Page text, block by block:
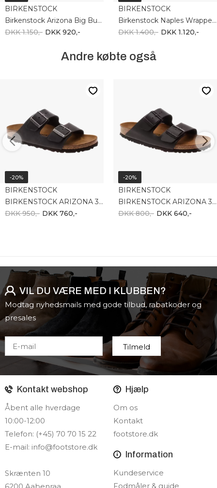
BIRKENSTOCK
Birkenstock Arizona Big Buckle 1023290
DKK 1.150,- DKK 920,-
BIRKENSTOCK
Birkenstock Naples Wrapped Oiled Leather U 1029700
DKK 1.400,- DKK 1.120,-
Andre købte også
-20%
BIRKENSTOCK
BIRKENSTOCK ARIZONA 370-552113
DKK 950,- DKK 760,-
-20%
BIRKENSTOCK
BIRKENSTOCK ARIZONA 370-051793
DKK 800,- DKK 640,-
VIL DU VÆRE MED I KLUBBEN?
Modtag nyhedsmails med gode tilbud, rabatkoder og
presales
Kontakt webshop
Åbent alle hverdage
10:00-12:00
Telefon: (+45) 70 70 15 22
E-mail: info@footstore.dk
Skrænten 10
Hjælp
Om os
Kontakt
footstore.dk
Information
Kundeservice
Fodmåler & guide